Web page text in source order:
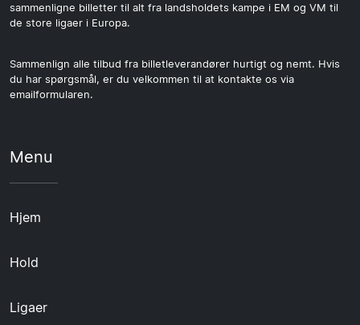
sammenligne billetter til alt fra landsholdets kampe i EM og VM til
de store ligaer i Europa.
Sammenlign alle tilbud fra billetleverandører hurtigt og nemt. Hvis
du har spørgsmål, er du velkommen til at kontakte os via
emailformularen.
Menu
Hjem
Hold
Ligaer